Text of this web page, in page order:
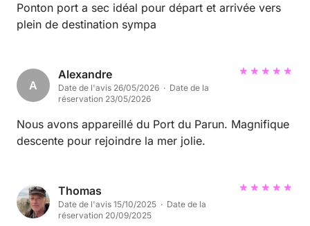
Ponton port a sec idéal pour départ et arrivée vers
plein de destination sympa
A
Alexandre
Date de l'avis 26/05/2026 · Date de la
réservation 23/05/2026
Nous avons appareillé du Port du Parun. Magnifique
descente pour rejoindre la mer jolie.
Thomas
Date de l'avis 15/10/2025 · Date de la
réservation 20/09/2025